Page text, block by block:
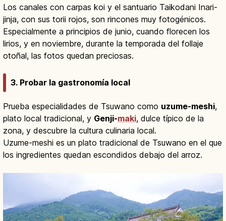
Los canales con carpas koi y el santuario Taikodani Inari-
jinja, con sus torii rojos, son rincones muy fotogénicos.
Especialmente a principios de junio, cuando florecen los
lirios, y en noviembre, durante la temporada del follaje
otoñal, las fotos quedan preciosas.
3. Probar la gastronomía local
Prueba especialidades de Tsuwano como uzume-meshi,
plato local tradicional, y Genji-maki, dulce típico de la
zona, y descubre la cultura culinaria local.
Uzume-meshi es un plato tradicional de Tsuwano en el que
los ingredientes quedan escondidos debajo del arroz.